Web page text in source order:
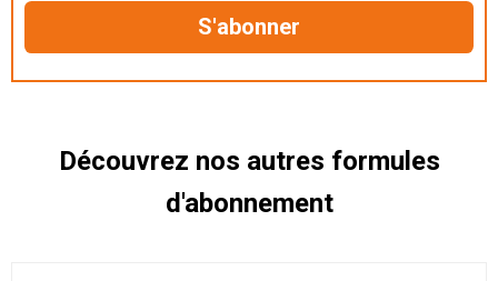
Le magazine TelQuel en numérique avant la sortie
Des informations confidentielles résérvées aux
Découvrez nos autres formules
d'abonnement